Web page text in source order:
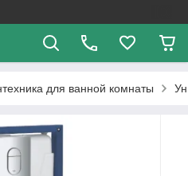
для ванной комнаты